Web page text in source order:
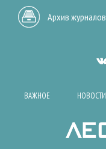
Архив журналов
ВАЖНОЕ НОВОСТИ